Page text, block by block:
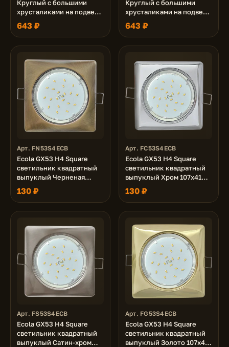
Круглый с большими
хрусталиками на подвесе
"под скос" Прозрачный /
Золото 225x110 (к+)
643 ₽
Круглый с большими
хрусталиками на подвесе
"под скос" Прозрачный /
Хром (светильник)
225x110 (к+)
643 ₽
Арт. FN53S4ECB
Ecola GX53 H4 Square
светильник квадратный
выпуклый Черненая
бронза 107x41 (к+)
130 ₽
Арт. FC53S4ECB
Ecola GX53 H4 Square
светильник квадратный
выпуклый Хром 107x41
(к+)
130 ₽
Арт. FS53S4ECB
Ecola GX53 H4 Square
светильник квадратный
выпуклый Сатин-хром
Арт. FG53S4ECB
Ecola GX53 H4 Square
светильник квадратный
выпуклый Золото 107x41